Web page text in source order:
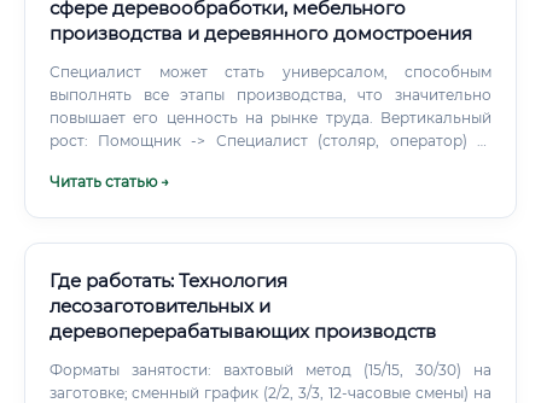
сфере деревообработки, мебельного
производства и деревянного домостроения
Специалист может стать универсалом, способным
выполнять все этапы производства, что значительно
повышает его ценность на рынке труда. Вертикальный
рост: Помощник -> Специалист (столяр, оператор) ->
производства.
Читать статью →
Где работать: Технология
лесозаготовительных и
деревоперерабатывающих производств
Форматы занятости: вахтовый метод (15/15, 30/30) на
заготовке; сменный график (2/2, 3/3, 12-часовые смены) на